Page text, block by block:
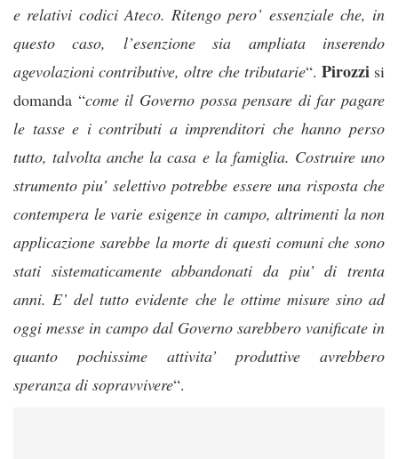
e relativi codici Ateco. Ritengo pero’ essenziale che, in
questo caso, l’esenzione sia ampliata inserendo
agevolazioni contributive, oltre che tributarie“. Pirozzisi
domanda “come il Governo possa pensare di far pagare
le tasse e i contributi a imprenditori che hanno perso
tutto, talvolta anche la casa e la famiglia. Costruire uno
strumento piu’ selettivo potrebbe essere una risposta che
contempera le varie esigenze in campo, altrimenti la non
applicazione sarebbe la morte di questi comuni che sono
stati sistematicamente abbandonati da piu’ di trenta
anni. E’ del tutto evidente che le ottime misure sino ad
oggi messe in campo dal Governo sarebbero vanificate in
quanto pochissime attivita’ produttive avrebbero
speranza di sopravvivere“.